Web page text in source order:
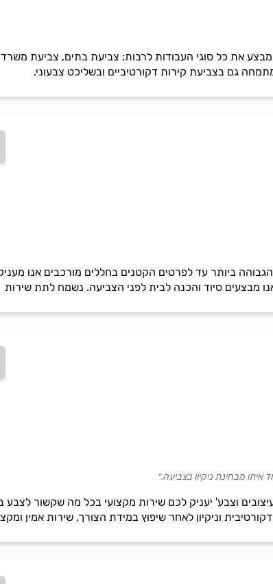
את כל סוגי העבודות לרבות: צביעת בתים, צביעת
גם בצביעת קירות דקורטיביים ובשליכט צבעוני.
ביותר עד לפרטים הקטנים בחללים מורכבים אנו
מבצעים סיוד והכנה לבית לפני הצביעה. נשמח לתת שירות
וצבע' יעניק לכם שירות מקצועי בכל מה שקשור לצבע
וניקיון לאחר שיפוץ במידת הצורך. שירות אמין
מבחינת ניקיון בצביעה.״